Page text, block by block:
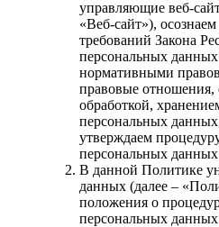
управляющие веб-
«Веб-сайт»),
требований Закона
персональных
нормативными
правовые отношения,
обработкой,
персональных
утверждаем
персональных данных
В данной Политике
данных (далее –
положения о
персональных